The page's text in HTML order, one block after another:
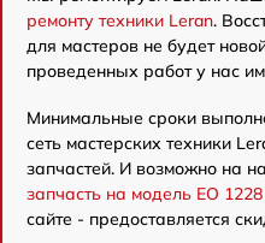
ремонту техники Leran.
для мастеров не будет
проведенных работ у нас
Минимальные сроки
сеть мастерских техники
запчастей. И возможно на
запчасть на модель EO
сайте - предоставляется